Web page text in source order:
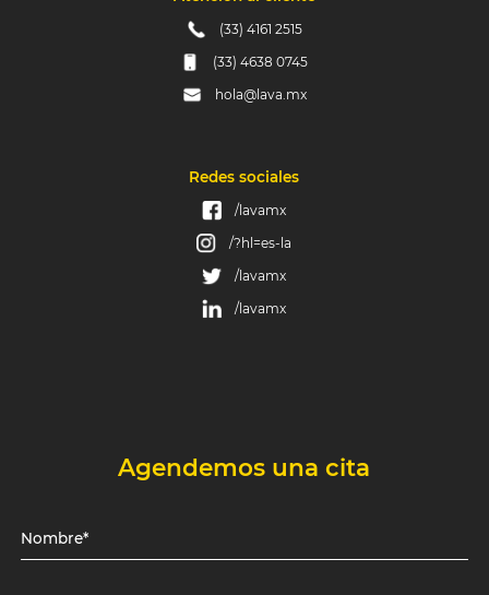
(33) 4161 2515
(33) 4638 0745
hola@lava.mx
Redes sociales
/lavamx
/?hl=es-la
/lavamx
/lavamx
Agendemos una cita
Nombre*